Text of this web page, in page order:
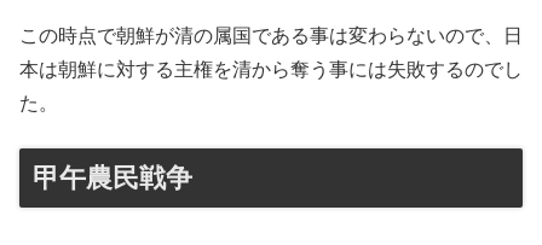
この時点で朝鮮が清の属国である事は変わらないので、日
本は朝鮮に対する主権を清から奪う事には失敗するのでし
た。
甲午農民戦争